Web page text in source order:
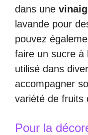
dans une
lavande pour
pouvez
faire un sucre à
utilisé dans
accompagner
variété de fruits
Pour la